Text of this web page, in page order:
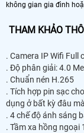
không gian gia đình
THAM KHẢO
. Camera IP Wifi Full
. Độ phân giải: 4.0
. Chuẩn nén H.265
. Tích hợp pin sạc
dụng ở bất kỳ đâu
. 4 chế độ ánh sáng
. Tầm xa hồng ngoại